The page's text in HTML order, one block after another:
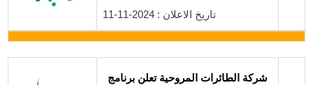
تاريخ الاعلان : 2024-11-11
شركة الطائرات المروحية تعلن برنامج